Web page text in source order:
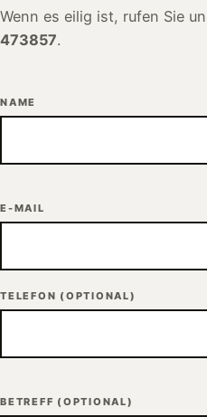
Wenn es eilig ist, rufen Sie
473857.
NAME
E-MAIL
TELEFON (OPTIONAL)
BETREFF (OPTIONAL)